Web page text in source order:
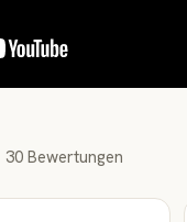
30 Bewertungen